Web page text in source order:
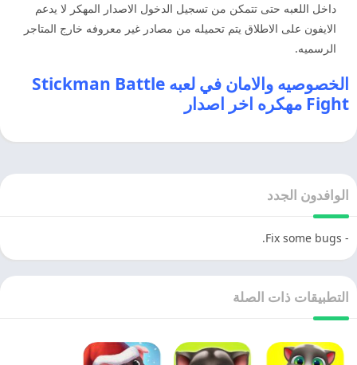
داخل اللعبه حتى تتمكن من تسجيل الدخول الاصدار المهكر لا يدعم
الايفون على الاطلاق يتم تحميله من مصادر غير معروفه خارج المتاجر
الرسميه.
الخصوصيه والامان في لعبه Stickman Battle
Fight مهكره اخر اصدار
الوافدون الجدد
- Fix some bugs.
التطبيقات ذات الصلة